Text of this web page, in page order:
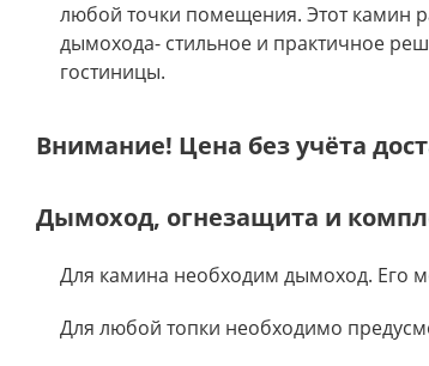
любой точки помещения. Этот камин
дымохода- стильное и практичное
гостиницы.
Внимание! Цена без учёта
Дымоход, огнезащита и
Для камина необходим дымоход. Его
Для любой топки необходимо